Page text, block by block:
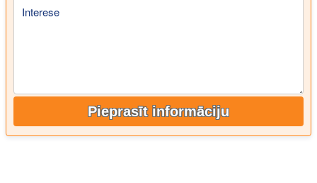
Interese
Pieprasīt informāciju